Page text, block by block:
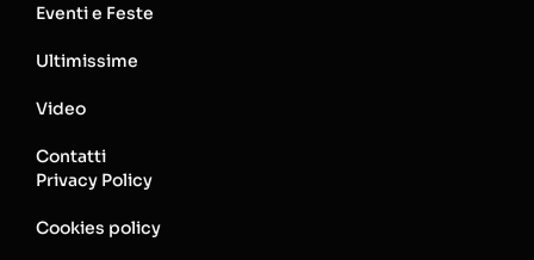
Eventi e Feste
Ultimissime
Video
Contatti
Privacy Policy
Cookies policy